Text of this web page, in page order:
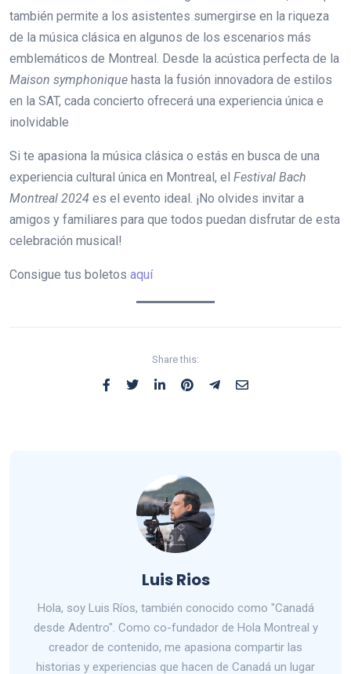
también permite a los asistentes sumergirse en la riqueza
de la música clásica en algunos de los escenarios más
emblemáticos de Montreal. Desde la acústica perfecta de la
Maison symphonique hasta la fusión innovadora de estilos
en la SAT, cada concierto ofrecerá una experiencia única e
inolvidable
Si te apasiona la música clásica o estás en busca de una
experiencia cultural única en Montreal, el Festival Bach
Montreal 2024 es el evento ideal. ¡No olvides invitar a
amigos y familiares para que todos puedan disfrutar de esta
celebración musical!
Consigue tus boletos aquí
Share this:
Luis Rios
Hola, soy Luis Ríos, también conocido como "Canadá
desde Adentro". Como co-fundador de Hola Montreal y
creador de contenido, me apasiona compartir las
historias y experiencias que hacen de Canadá un lugar